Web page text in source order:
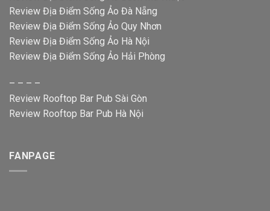
Review Địa Điểm Sống Ảo Đà Nẵng
Review Địa Điểm Sống Ảo Quy Nhơn
Review Địa Điểm Sống Ảo Hà Nội
Review Địa Điểm Sống Ảo Hải Phòng
– – – –
Review Rooftop Bar Pub Sài Gòn
Review Rooftop Bar Pub Hà Nội
FANPAGE